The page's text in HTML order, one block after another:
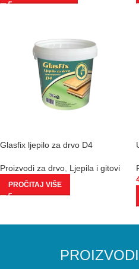
Glasfix ljepilo za drvo D4
Proizvodi za drvo Ljepila i gitovi
PROČITAJ VIŠE